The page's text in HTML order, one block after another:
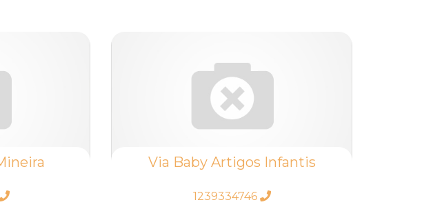
Via Baby Artigos Infantis
1239334746